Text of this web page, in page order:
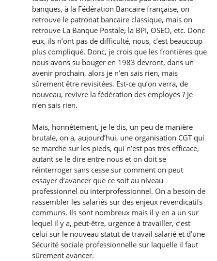
banques, à la Fédération Bancaire française, on
retrouve le patronat bancaire classique, mais on
retrouve La Banque Postale, la BPI, OSEO, etc. Donc
eux, ils n’ont pas de difficulté, nous, c’est beaucoup
plus compliqué. Donc, je crois que les frontières que
nous avons su bouger en 1983 devront, dans un
avenir prochain, alors je n’en sais rien, mais
sûrement être revisitées. Est-ce qu’on verra, de
nouveau, revivre la fédération des employés ? Je
n’en sais rien.
Mais, honnêtement, je le dis, un peu de manière
brutale, on a, aujourd’hui, une organisation CGT qui
se marche sur les pieds, qui n’est pas très efficace,
autant se le dire entre nous et on doit se
réinterroger sans cesse sur comment on peut
essayer d’avancer que ce soit au niveau
professionnel ou interprofessionnel. On a besoin de
rassembler les salariés sur des enjeux revendicatifs
communs. Ils sont nombreux mais il y en a un sur
lequel il y a, peut-être, urgence à travailler, c’est
celui sur le nouveau statut de travail salarié et d’une
Sécurité sociale professionnelle sur laquelle il faut
sûrement avancer.